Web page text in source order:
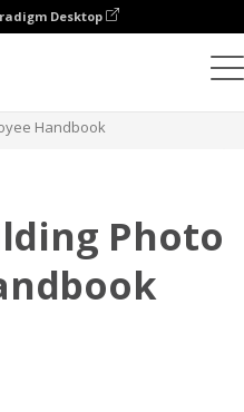
Desktop
Handbook
Photo